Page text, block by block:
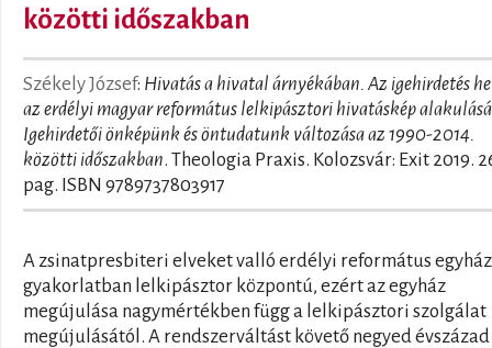
közötti időszakban
Székely József: Hivatás a hivatal árnyékában. Az igehirdetés
az erdélyi magyar református lelkipásztori hivatáskép
Igehirdetői önképünk és öntudatunk változása az 1990-2014.
közötti időszakban. Theologia Praxis. Kolozsvár: Exit 2019.
pag. ISBN 9789737803917
A zsinatpresbiteri elveket valló erdélyi református
gyakorlatban lelkipásztor központú, ezért az egyház
megújulása nagymértékben függ a lelkipásztori szolgálat
megújulásától. A rendszerváltást követő negyed évszázad